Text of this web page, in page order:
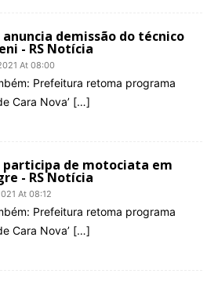
demissão do técnico
- RS Notícia
At 08:00
Prefeitura retoma programa
Cara Nova’ […]
participa de motociata em
- RS Notícia
At 08:12
Prefeitura retoma programa
Cara Nova’ […]